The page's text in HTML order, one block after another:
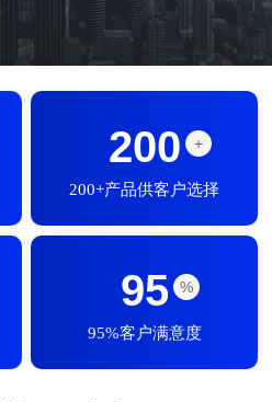
200 +
200+产品供客户选择
95 %
95%客户满意度